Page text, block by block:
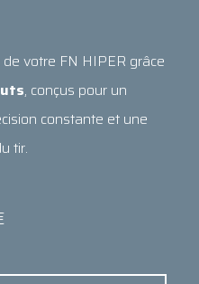
votre FN HIPER grâce
, conçus pour un
constante et une
tir.